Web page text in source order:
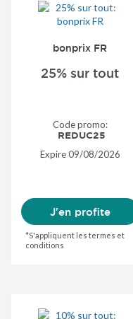
bonprix FR
25% sur tout
Code promo:
REDUC25
Expire09/08/2026
*S'appliquent les termes et
conditions
J'en profite